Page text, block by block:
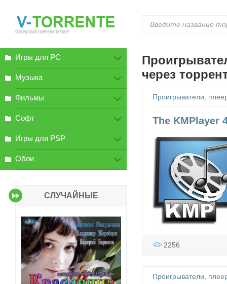
через
Проигрыватели,
The KMPlayer
2256
Проигрыватели,
Игры для PC
Музыка
Фильмы
Софт
Игры для PSP
Обои
СЛУЧАЙНЫЕ